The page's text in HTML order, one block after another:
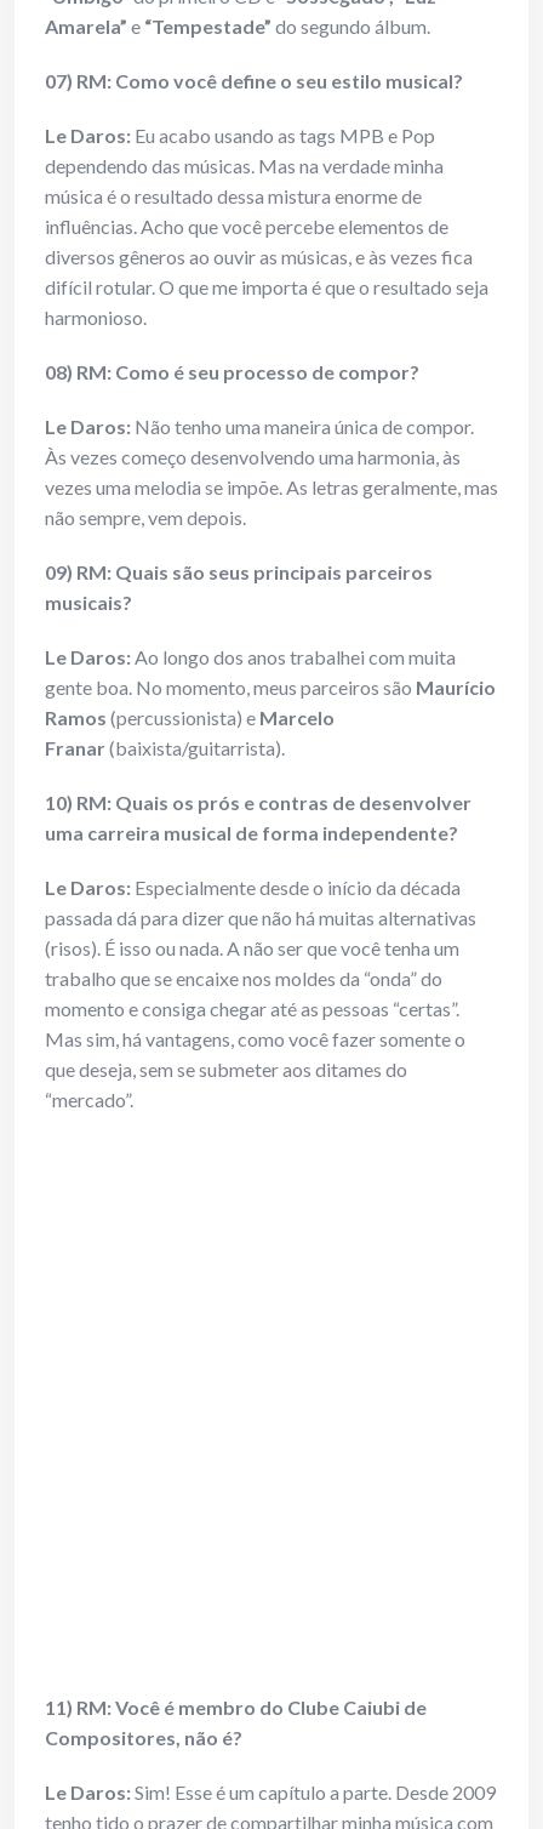
Amarela” e “Tempestade” do segundo álbum.
07) RM: Como você define o seu estilo musical?
Le Daros: Eu acabo usando as tags MPB e Pop
dependendo das músicas. Mas na verdade minha
música é o resultado dessa mistura enorme de
influências. Acho que você percebe elementos de
diversos gêneros ao ouvir as músicas, e às vezes fica
difícil rotular. O que me importa é que o resultado seja
harmonioso.
08) RM: Como é seu processo de compor?
Le Daros: Não tenho uma maneira única de compor.
Às vezes começo desenvolvendo uma harmonia, às
vezes uma melodia se impõe. As letras geralmente, mas
não sempre, vem depois.
09) RM: Quais são seus principais parceiros
musicais?
Le Daros:Ao longo dos anos trabalhei com muita
gente boa. No momento, meus parceiros são Maurício
Ramos (percussionista) e Marcelo
Franar(baixista/guitarrista).
10) RM: Quais os prós e contras de desenvolver
uma carreira musical de forma independente?
Le Daros: Especialmente desde o início da década
passada dá para dizer que não há muitas alternativas
(risos). É isso ou nada. A não ser que você tenha um
trabalho que se encaixe nos moldes da “onda” do
momento e consiga chegar até as pessoas “certas”.
Mas sim, há vantagens, como você fazer somente o
que deseja, sem se submeter aos ditames do
“mercado”.
11) RM: Você é membro do Clube Caiubi de
Compositores, não é?
Le Daros:Sim! Esse é um capítulo a parte. Desde 2009
tenho tido o prazer de compartilhar minha música com